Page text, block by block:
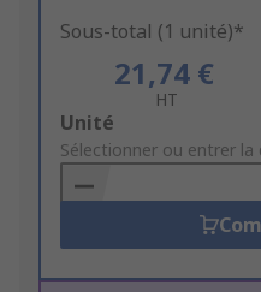
Sous-total (1 unité)*
21,74 €
HT
Add
to
Basket
Unité
Sélectionner ou entrer la